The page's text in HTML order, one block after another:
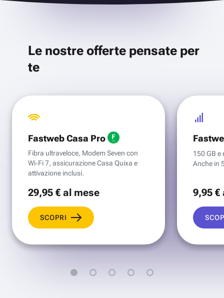
Le nostre offerte pensate per
te
Fastweb Casa Pro
Fibra ultraveloce, Modem Seven con
Wi‑Fi 7, assicurazione Casa Quixa e
attivazione inclusi.
29,95 €al mese
SCOPRI
150 GB e
Anche in
9,95 €